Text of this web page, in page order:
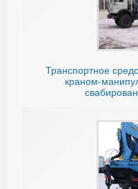
Транспортное
краном-